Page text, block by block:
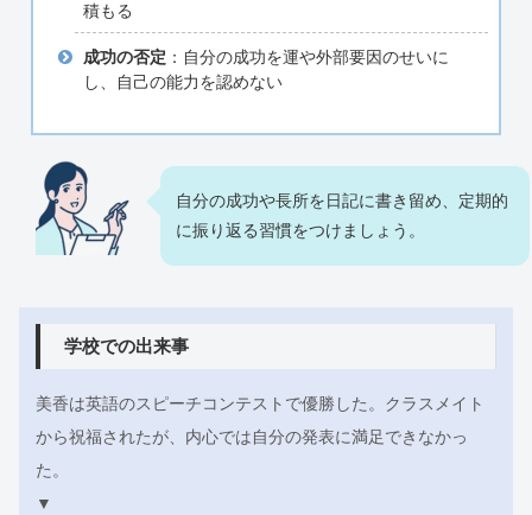
積もる
成功の否定 ：自分の成功を運や外部要因のせいに
し、自己の能力を認めない
自分の成功や長所を日記に書き留め、定期的
に振り返る習慣をつけましょう。
学校での出来事
美香は英語のスピーチコンテストで優勝した。クラスメイト
から祝福されたが、内心では自分の発表に満足できなかっ
た。
▼